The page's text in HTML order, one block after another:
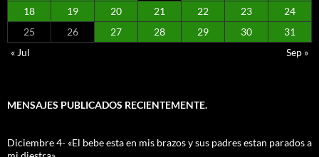
18
19 20 21 22 23
24
25
26 27 28 29 30
31
« Jul
Sep »
MENSAJES PUBLICADOS RECIENTEMENTE.
Diciembre 4- «El bebe esta en mis brazos y sus padres estan parados a